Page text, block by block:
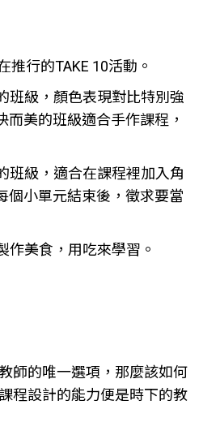
行的TAKE 10活動。
班級，顏色表現對比特別強
美的班級適合手作課程，
班級，適合在課程裡加入角
個小單元結束後，徵求要當
作美食，用吃來學習。
師的唯一選項，那麼該如何
程設計的能力便是時下的教